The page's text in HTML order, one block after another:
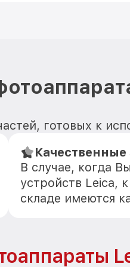
готовых к
В случае, когда
устройств Leica,
складе имеются